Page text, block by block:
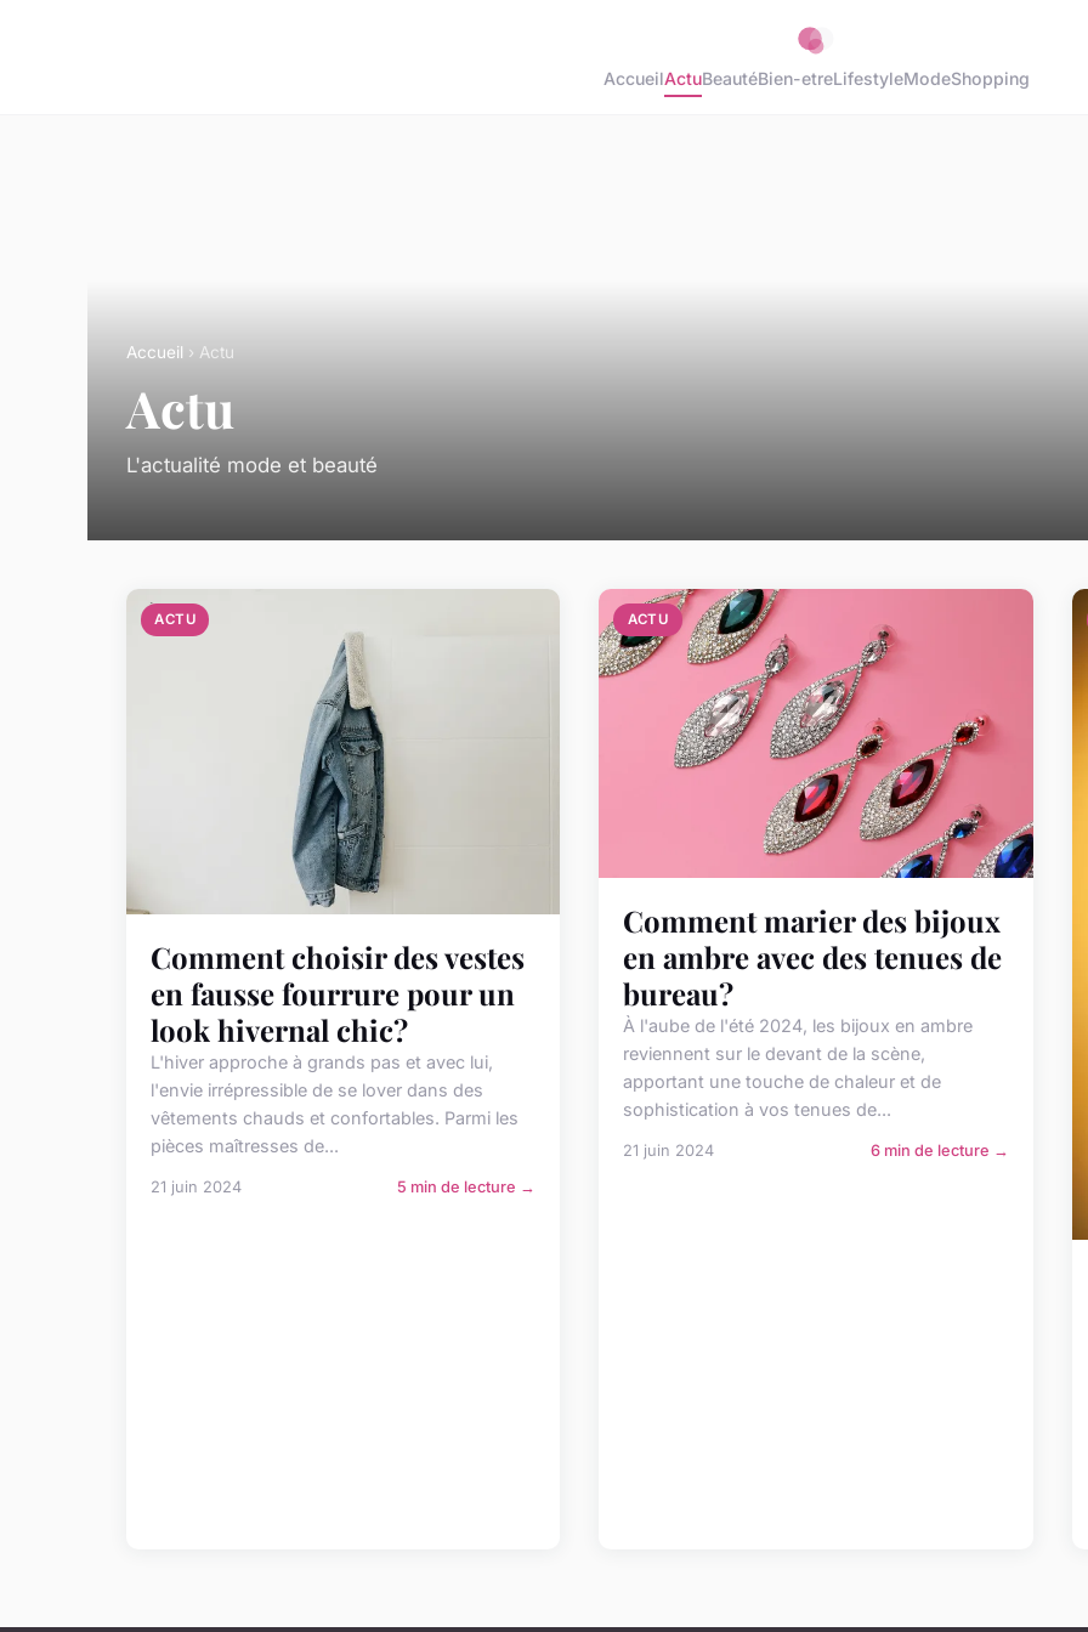
AccueilActuBeautéBien-etreLifestyleModeShopping
Accueil › Actu
Actu
L'actualité mode et beauté
ACTU
Comment choisir des vestes
en fausse fourrure pour un
look hivernal chic?
L'hiver approche à grands pas et avec lui,
l'envie irrépressible de se lover dans des
vêtements chauds et confortables. Parmi les
pièces maîtresses de...
21 juin 2024 5 min de lecture →
ACTU
Comment marier des bijoux
en ambre avec des tenues de
bureau?
À l'aube de l'été 2024, les bijoux en ambre
reviennent sur le devant de la scène,
apportant une touche de chaleur et de
sophistication à vos tenues de...
21 juin 2024 6 min de lecture →